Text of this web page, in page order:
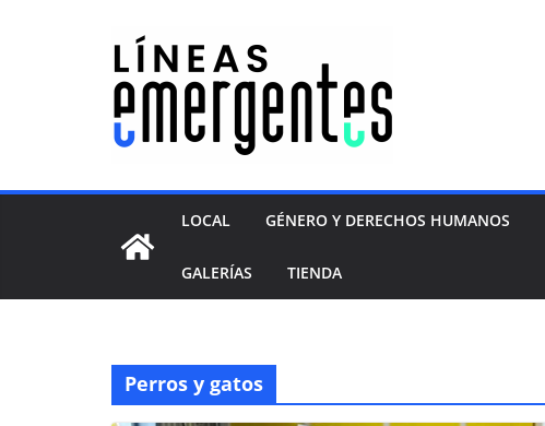
LOCAL GÉNERO Y DERECHOS HUMANOS
GALERÍAS TIENDA
Perros y gatos